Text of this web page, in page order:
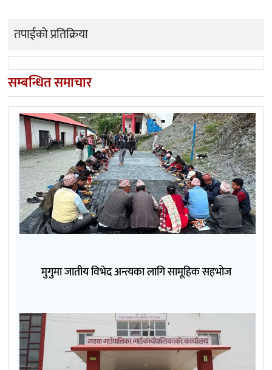
तपाईको प्रतिक्रिया
सम्बन्धित समाचार
मुगुमा जातीय विभेद अन्त्यका लागि सामूहिक सहभोज